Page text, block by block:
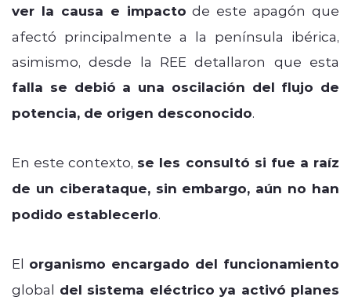
ver la causa e impacto de este apagón que
afectó principalmente a la península ibérica,
asimismo, desde la REE detallaron que esta
falla se debió a una oscilación del flujo de
potencia, de origen desconocido.
En este contexto, se les consultó si fue a raíz
de un ciberataque, sin embargo, aún no han
podido establecerlo.
El organismo encargado del funcionamiento
global del sistema eléctrico ya activó planes